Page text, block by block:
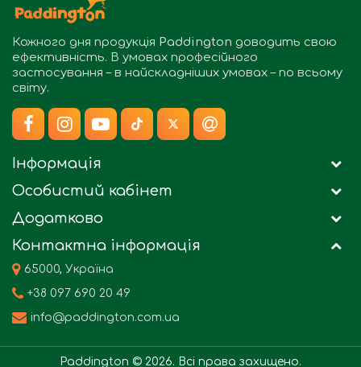
Кожного дня продукція Paddington доводить свою
ефективність. В умовах професійного
застосування – в найскладніших умовах – по всьому
світу.
Інформація
Особистий кабінет
Додатково
Контактна інформація
65000, Україна
+38 097 690 20 49
info@paddington.com.ua
Paddington © 2026. Всі права захищено.